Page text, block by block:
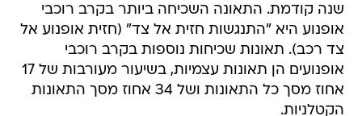
שנה קודמת. התאונה השכיחה ביותר בקרב רוכבי
אופנוע היא "התנגשות חזית אל צד" (חזית אופנוע אל
צד רכב). תאונות שכיחות נוספות בקרב רוכבי
אופנועים הן תאונות עצמיות, בשיעור מעורבות של 17
אחוז מסך כל התאונות ושל 34 אחוז מסך התאונות
הקטלניות.